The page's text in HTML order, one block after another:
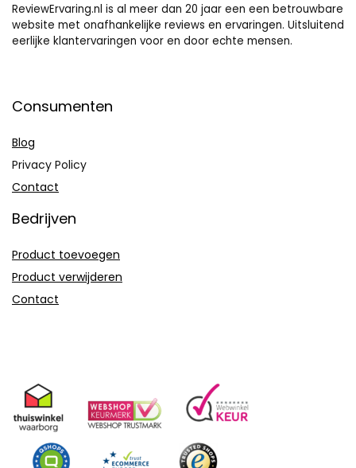
ReviewErvaring.nl is al meer dan 20 jaar een een betrouwbare
website met onafhankelijke reviews en ervaringen. Uitsluitend
eerlijke klantervaringen voor en door echte mensen.
Consumenten
Blog
Privacy Policy
Contact
Bedrijven
Product toevoegen
Product verwijderen
Contact